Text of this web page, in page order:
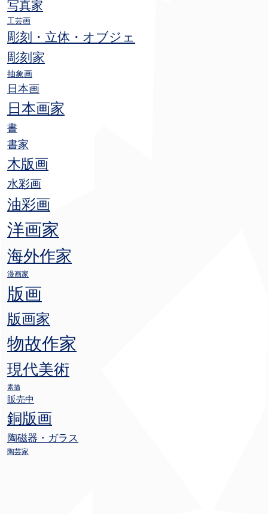
写真家
工芸画
彫刻・立体・オブジェ
彫刻家
抽象画
日本画
日本画家
書
書家
木版画
水彩画
油彩画
洋画家
海外作家
漫画家
版画
版画家
物故作家
現代美術
素描
販売中
銅版画
陶磁器・ガラス
陶芸家